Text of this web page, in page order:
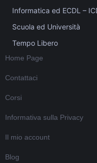
Informatica ed ECDL –
Scuola ed Università
Tempo Libero
Home Page
Contattaci
Corsi
Informativa sulla Privacy
Il mio account
Blog